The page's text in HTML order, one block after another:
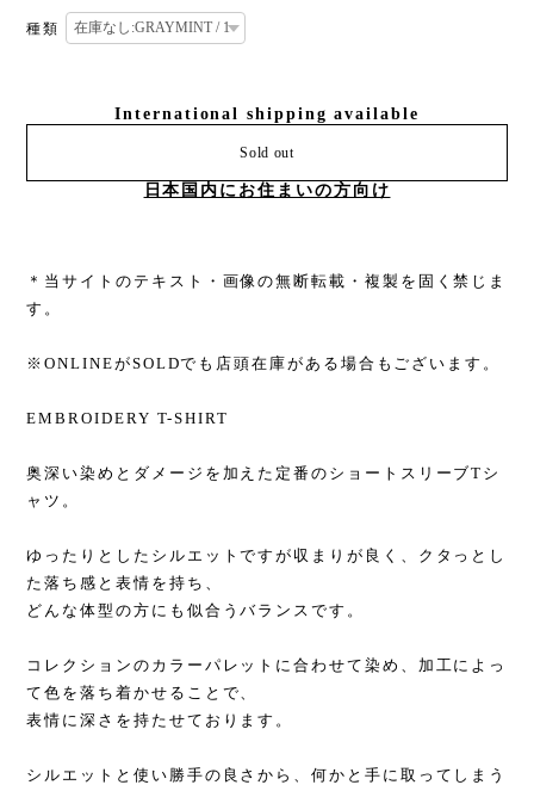
種類
International shipping available
Sold out
日本国内にお住まいの方向け
＊当サイトのテキスト・画像の無断転載・複製を固く禁じま
す。
※ONLINEがSOLDでも店頭在庫がある場合もございます。
EMBROIDERY T-SHIRT
奥深い染めとダメージを加えた定番のショートスリーブTシ
ャツ。
ゆったりとしたシルエットですが収まりが良く、クタっとし
た落ち感と表情を持ち、
どんな体型の方にも似合うバランスです。
コレクションのカラーパレットに合わせて染め、加工によっ
て色を落ち着かせることで、
表情に深さを持たせております。
シルエットと使い勝手の良さから、何かと手に取ってしまう